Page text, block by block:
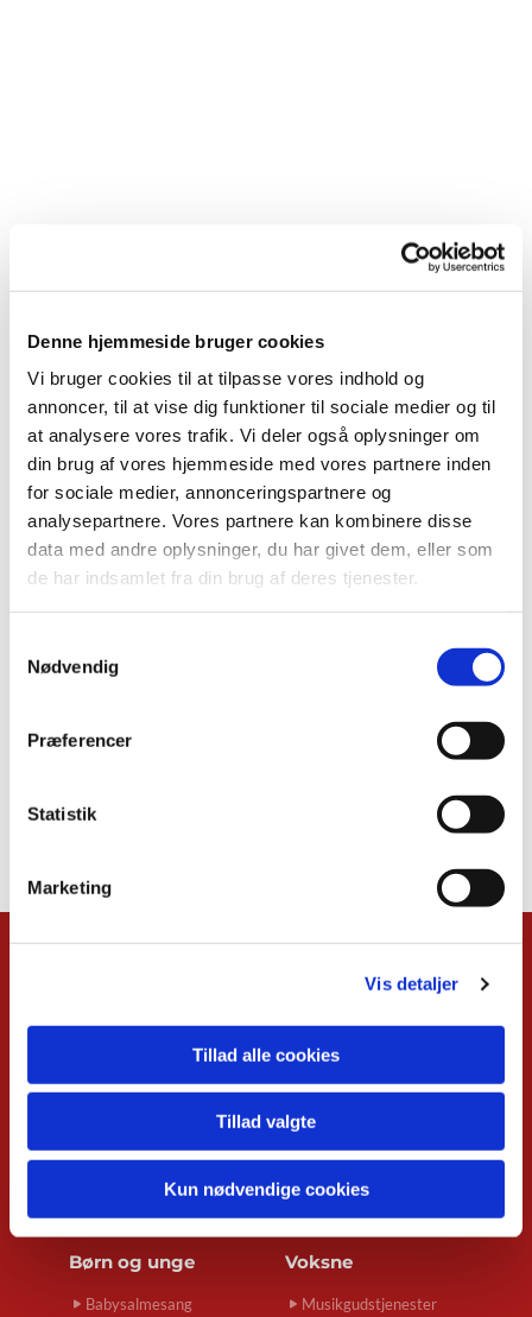
Denne hjemmeside bruger cookies
Vi bruger cookies til at tilpasse vores indhold og
annoncer, til at vise dig funktioner til sociale medier og til
at analysere vores trafik. Vi deler også oplysninger om
din brug af vores hjemmeside med vores partnere inden
for sociale medier, annonceringspartnere og
analysepartnere. Vores partnere kan kombinere disse
data med andre oplysninger, du har givet dem, eller som
de har indsamlet fra din brug af deres tjenester.
Nødvendig
Præferencer
Statistik
Marketing
Vis detaljer
Tillad alle cookies
Tillad valgte
Kun nødvendige cookies
Foredrag
Menighedsrådsmøder
Børn og unge
Babysalmesang
Voksne
Musikgudstjenester